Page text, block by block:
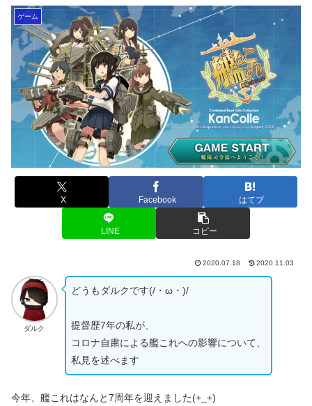
ゲーム
X Facebook はてブ
LINE コピー
2020.07.18 2020.11.03
ダルク
どうもダルクです(/・ω・)/
提督歴7年の私が、
コロナ自粛による艦これへの影響について、
私見を述べます
今年、艦これはなんと7周年を迎えました(+_+)